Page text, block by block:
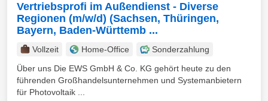
Vertriebsprofi im Außendienst - Diverse
Regionen (m/w/d) (Sachsen, Thüringen,
Bayern, Baden-Württemb ...
Vollzeit Home-Office
Sonderzahlung
Über uns Die EWS GmbH & Co. KG gehört heute zu den
führenden Großhandelsunternehmen und Systemanbietern
für Photovoltaik ...